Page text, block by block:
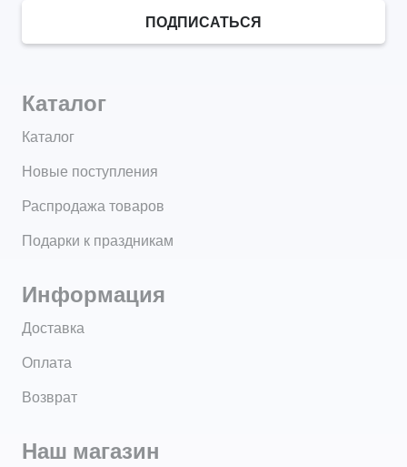
ПОДПИСАТЬСЯ
Каталог
Каталог
Новые поступления
Распродажа товаров
Подарки к праздникам
Информация
Доставка
Оплата
Возврат
Наш магазин